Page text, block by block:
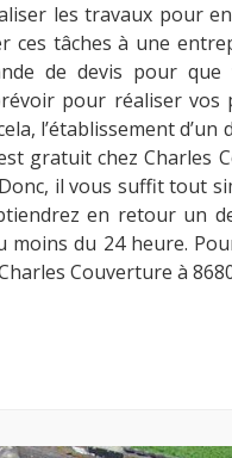
les travaux pour
ces tâches à une
de devis pour que
pour réaliser
l’établissement d’un
gratuit chez Charles
il vous suffit tout
en retour un
moins du 24 heure.
Couverture à